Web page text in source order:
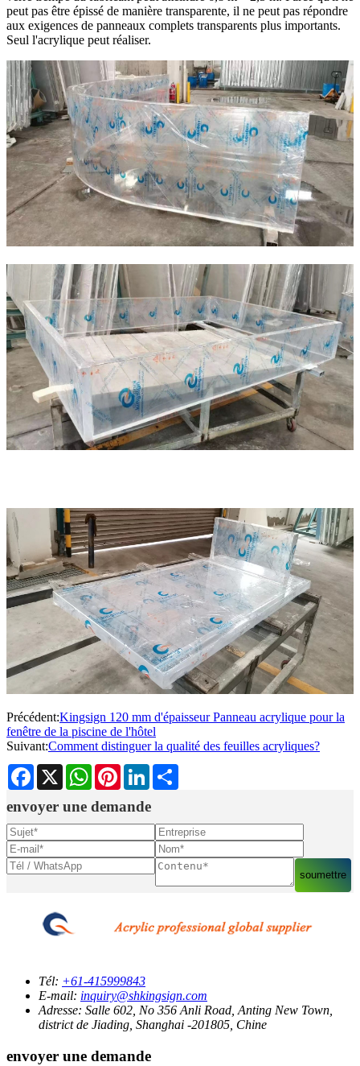
peut pas être épissé de manière transparente, il ne peut pas répondre
aux exigences de panneaux complets transparents plus importants.
Seul l'acrylique peut réaliser.
Précédent:Kingsign 120 mm d'épaisseur Panneau acrylique pour la
fenêtre de la piscine de l'hôtel
Suivant:Comment distinguer la qualité des feuilles acryliques?
Facebook
X WhatsAppPinterestLinkedIn
envoyer une demande
soumettre
Tél: +61-415999843
E-mail: inquiry@shkingsign.com
Adresse: Salle 602, No 356 Anli Road, Anting New Town,
district de Jiading, Shanghai -201805, Chine
envoyer une demande